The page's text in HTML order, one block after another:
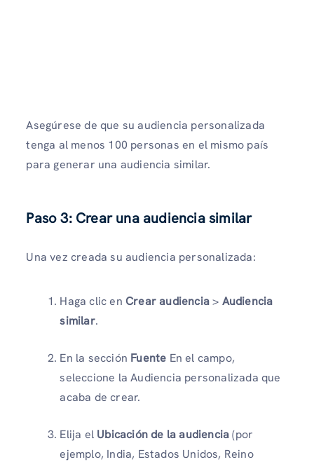
Asegúrese de que su audiencia personalizada
tenga al menos 100 personas en el mismo país
para generar una audiencia similar.
Paso 3: Crear una audiencia similar
Una vez creada su audiencia personalizada:
Haga clic en Crear audiencia> Audiencia
similar.
En la sección Fuente En el campo,
seleccione la Audiencia personalizada que
acaba de crear.
Elija el Ubicación de la audiencia(por
ejemplo, India, Estados Unidos, Reino